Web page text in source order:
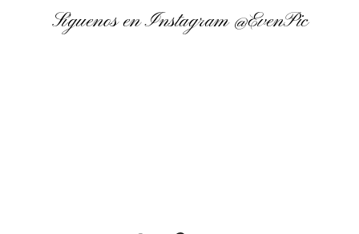
Síguenos en Instagram@EvenPic